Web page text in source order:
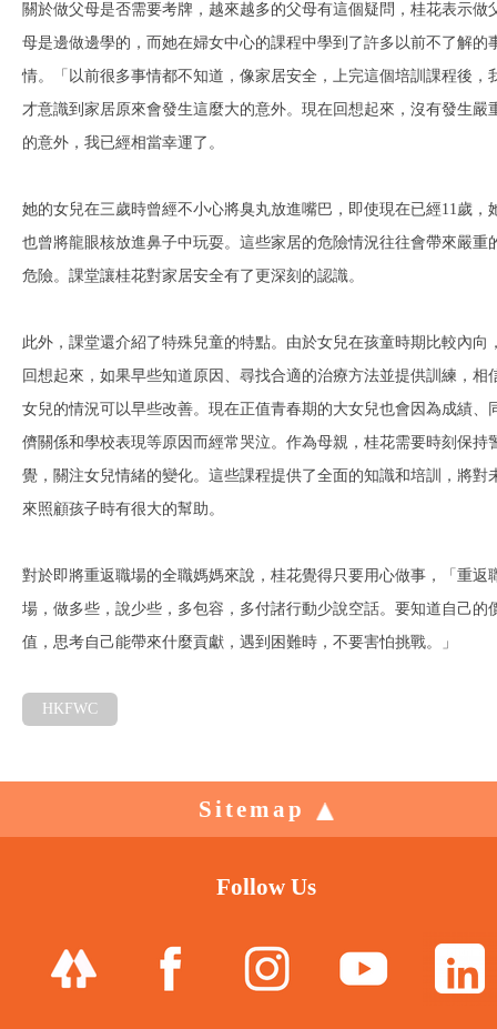
關於做父母是否需要考牌，越來越多的父母有這個疑問，桂花表示做
母是邊做邊學的，而她在婦女中心的課程中學到了許多以前不了解的
情。「以前很多事情都不知道，像家居安全，上完這個培訓課程後，
才意識到家居原來會發生這麼大的意外。現在回想起來，沒有發生嚴
的意外，我已經相當幸運了。
她的女兒在三歲時曾經不小心將臭丸放進嘴巴，即使現在已經11歲，
也曾將龍眼核放進鼻子中玩耍。這些家居的危險情況往往會帶來嚴重
危險。課堂讓桂花對家居安全有了更深刻的認識。
此外，課堂還介紹了特殊兒童的特點。由於女兒在孩童時期比較內向
回想起來，如果早些知道原因、尋找合適的治療方法並提供訓練，相
女兒的情況可以早些改善。現在正值青春期的大女兒也會因為成績、
儕關係和學校表現等原因而經常哭泣。作為母親，桂花需要時刻保持
覺，關注女兒情緒的變化。這些課程提供了全面的知識和培訓，將對
來照顧孩子時有很大的幫助。
對於即將重返職場的全職媽媽來說，桂花覺得只要用心做事，「重返
場，做多些，說少些，多包容，多付諸行動少說空話。要知道自己的
值，思考自己能帶來什麼貢獻，遇到困難時，不要害怕挑戰。」
HKFWC
Sitemap
Follow Us